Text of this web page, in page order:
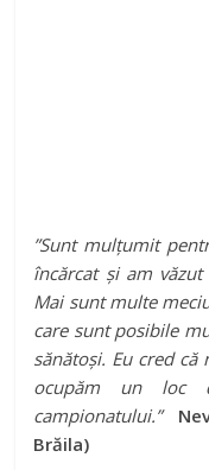
”Sunt mulțumit
încărcat și am
Mai sunt multe
care sunt posibile
sănătoși. Eu cred că
ocupăm un loc
campionatului.”
Brăila)